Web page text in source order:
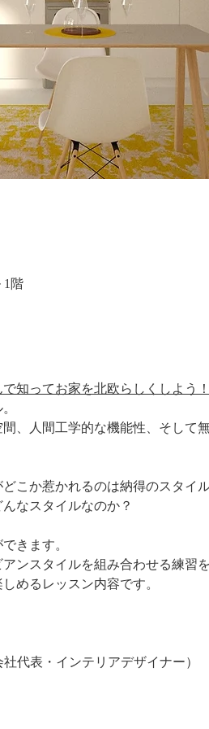
1階
知ってお家を北欧らしくしよう！
、人間工学的な機能性、そして
こか惹かれるのは納得のスタイル
なスタイルなのか？
きます。
ンスタイルを組み合わせる練習を
めるレッスン内容です。
代表・インテリアデザイナー）